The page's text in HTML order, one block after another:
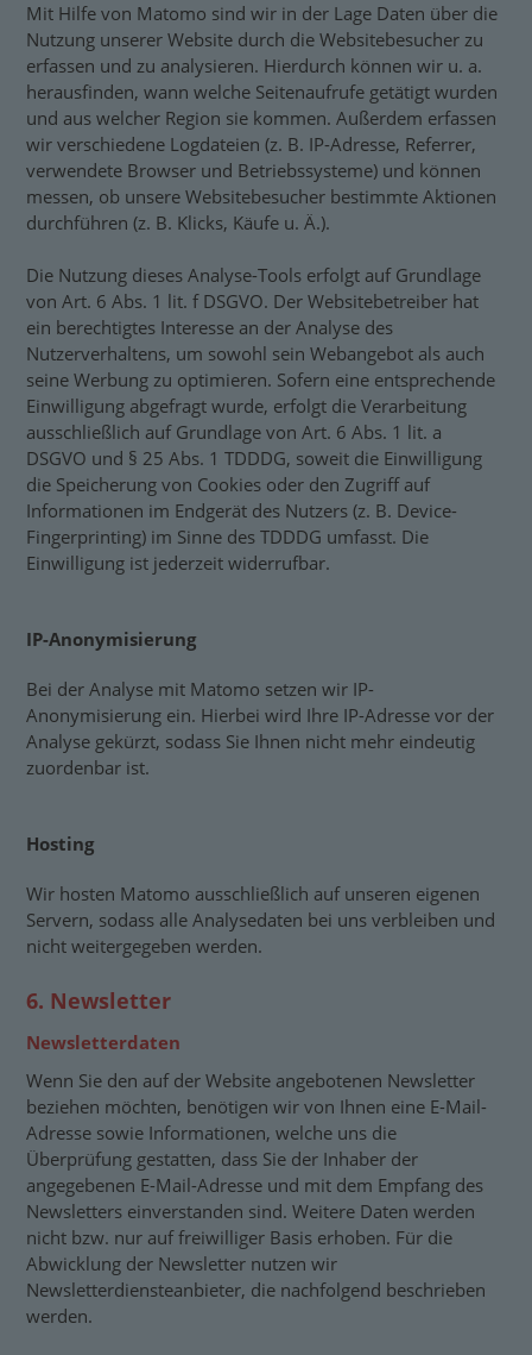
Mit Hilfe von Matomo sind wir in der Lage Daten über die
Nutzung unserer Website durch die Websitebesucher zu
erfassen und zu analysieren. Hierdurch können wir u. a.
herausfinden, wann welche Seitenaufrufe getätigt wurden
und aus welcher Region sie kommen. Außerdem erfassen
wir verschiedene Logdateien (z. B. IP-Adresse, Referrer,
verwendete Browser und Betriebssysteme) und können
messen, ob unsere Websitebesucher bestimmte Aktionen
durchführen (z. B. Klicks, Käufe u. Ä.).
Die Nutzung dieses Analyse-Tools erfolgt auf Grundlage
von Art. 6 Abs. 1 lit. f DSGVO. Der Websitebetreiber hat
ein berechtigtes Interesse an der Analyse des
Nutzerverhaltens, um sowohl sein Webangebot als auch
seine Werbung zu optimieren. Sofern eine entsprechende
Einwilligung abgefragt wurde, erfolgt die Verarbeitung
ausschließlich auf Grundlage von Art. 6 Abs. 1 lit. a
DSGVO und § 25 Abs. 1 TDDDG, soweit die Einwilligung
die Speicherung von Cookies oder den Zugriff auf
Informationen im Endgerät des Nutzers (z. B. Device-
Fingerprinting) im Sinne des TDDDG umfasst. Die
Einwilligung ist jederzeit widerrufbar.
IP-Anonymisierung
Bei der Analyse mit Matomo setzen wir IP-
Anonymisierung ein. Hierbei wird Ihre IP-Adresse vor der
Analyse gekürzt, sodass Sie Ihnen nicht mehr eindeutig
zuordenbar ist.
Hosting
Wir hosten Matomo ausschließlich auf unseren eigenen
Servern, sodass alle Analysedaten bei uns verbleiben und
nicht weitergegeben werden.
6. Newsletter
Newsletter­daten
Wenn Sie den auf der Website angebotenen Newsletter
beziehen möchten, benötigen wir von Ihnen eine E-Mail-
Adresse sowie Informationen, welche uns die
Überprüfung gestatten, dass Sie der Inhaber der
angegebenen E-Mail-Adresse und mit dem Empfang des
Newsletters einverstanden sind. Weitere Daten werden
nicht bzw. nur auf freiwilliger Basis erhoben. Für die
Abwicklung der Newsletter nutzen wir
Newsletterdiensteanbieter, die nachfolgend beschrieben
werden.